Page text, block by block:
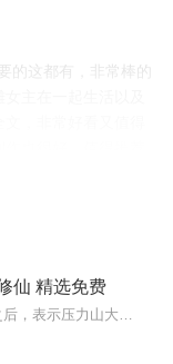
的这都有，非常棒的
，非常好看又值得
，压力好大。 “不好
，蟹联军都打到门
尊滴很不错，喜欢
仙 精选免费
高小君发现自己的房东是个龙王之后，表示压力山大。第一天：“不好啦敖总，大闸蟹族联合八大蟹族犯上作乱，蟹联军都打到门口啦！”敖孪：“准备一下，今晚吃大闸蟹。”第二...